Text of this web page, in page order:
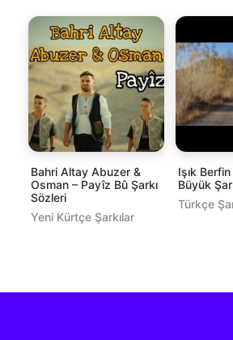
Bahri Altay Abuzer &
Osman – Payîz Bû Şarkı
Sözleri
Yeni Kürtçe Şarkılar
Işık
Büyük
Türkçe